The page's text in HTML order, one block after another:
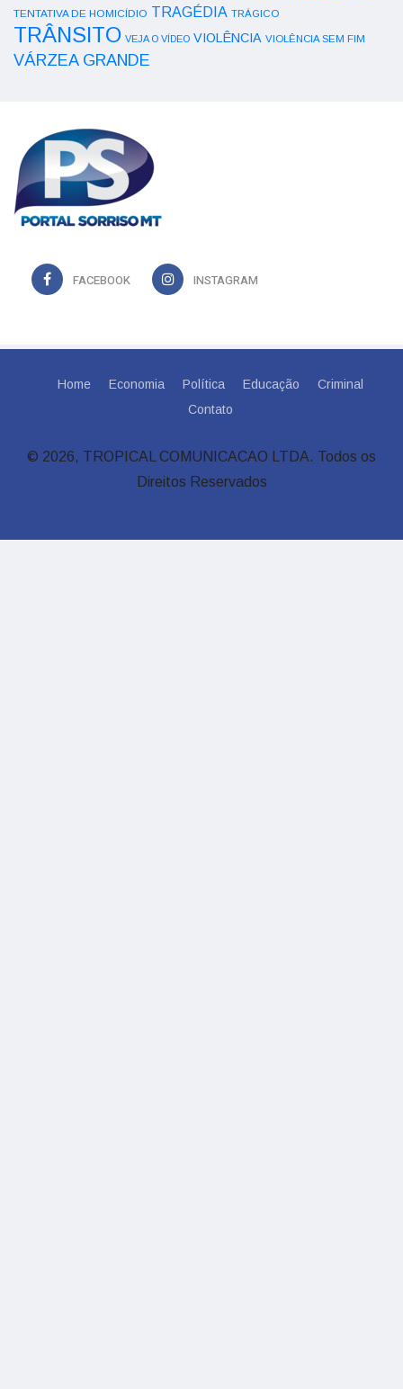
TENTATIVA DE HOMICÍDIO TRAGÉDIA TRÁGICO
TRÂNSITO VEJA O VÍDEO VIOLÊNCIA VIOLÊNCIA SEM FIM
VÁRZEA GRANDE
FACEBOOK INSTAGRAM
Home Economia Política Educação
Criminal
Contato
© 2026, TROPICAL COMUNICACAO LTDA. Todos os
Direitos Reservados